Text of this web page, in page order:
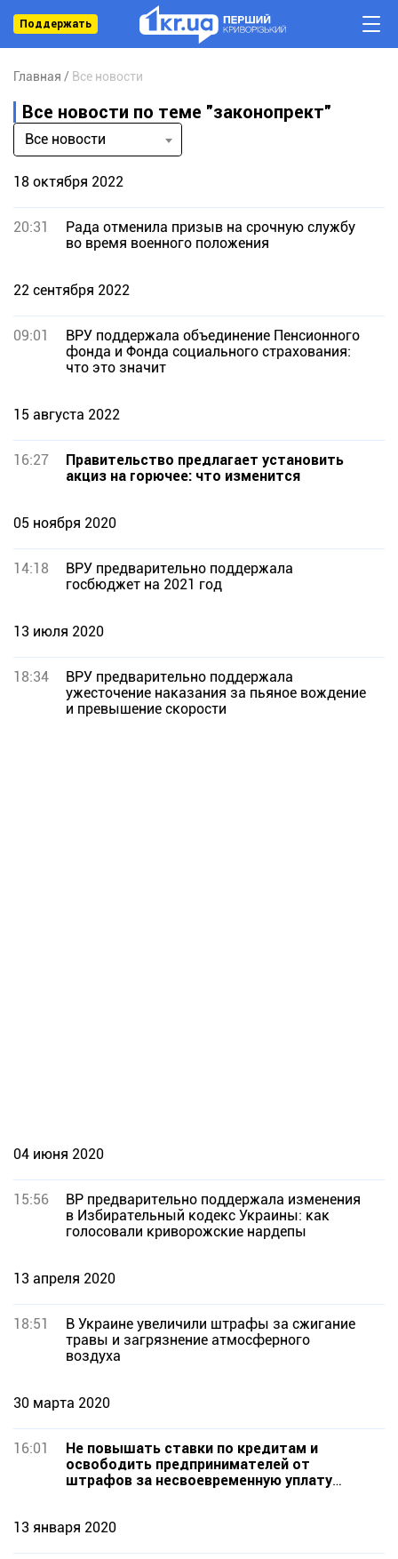
Поддержать
Главная Все новости
Все новости по теме "законопрект"
Все новости
18 октября 2022
20:31
Рада отменила призыв на срочную службу
во время военного положения
22 сентября 2022
09:01
ВРУ поддержала объединение Пенсионного
фонда и Фонда социального страхования:
что это значит
15 августа 2022
16:27
Правительство предлагает установить
акциз на горючее: что изменится
05 ноября 2020
14:18
ВРУ предварительно поддержала
госбюджет на 2021 год
13 июля 2020
18:34
ВРУ предварительно поддержала
ужесточение наказания за пьяное вождение
и превышение скорости
04 июня 2020
15:56
ВР предварительно поддержала изменения
в Избирательный кодекс Украины: как
голосовали криворожские нардепы
13 апреля 2020
18:51
В Украине увеличили штрафы за сжигание
травы и загрязнение атмосферного
воздуха
30 марта 2020
16:01
Не повышать ставки по кредитам и
освободить предпринимателей от
штрафов за несвоевременную уплату
13 января 2020